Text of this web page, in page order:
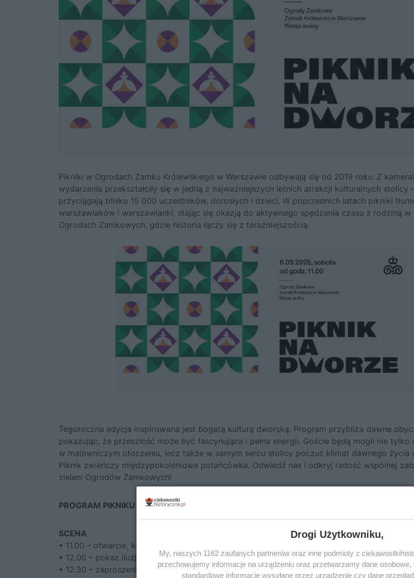
Pikniki w Ogrodach Zamku Królewskiego w Warszawie odbywają się od 2019 roku. Z
wydarzenia przekształciły się w jedną z najważniejszych letnich atrakcji kulturalnych stolicy
przyciągają blisko 15 000 uczestników, dorosłych i dzieci. W poprzednich latach pikniki
warszawiaków i warszawianki, stając się okazją do aktywnego spędzenia czasu z rodziną w
Ogrodach Zamkowych, gdzie historia łączy się z teraźniejszością.
Tegoroczna edycja inspirowana jest bogatą kulturą dworską. Program przybliża dawne
pokazując, że przeszłość może być fascynująca i pełna energii. Goście będą mogli nie tylko
w malowniczym otoczeniu, lecz także w samym sercu stolicy poczuć klimat dawnego życia
Piknik zwieńczy międzypokoleniowa potańcówka. Odwiedź nas i odkryj radość wspólnej
zieleni Ogrodów Zamkowych!
PROGRAM PIKNIKU
SCENA
• 11.00 – otwarcie, koncert muzyki klasycznej – zespół Amabile
• 12.00 – pokaz iluzji – Michał Nadolny
• 12.30 – zaproszenie na wystawę czasowąAnatomia antyku. Ciało i ruch w rzeźbie
Drogi Użytkowniku,
My, naszych 1162 zaufanych partnerów oraz inne podmioty z
przechowujemy informacje na urządzeniu oraz przetwarzamy dane
standardowe informacje wysyłane przez urządzenie czy dane